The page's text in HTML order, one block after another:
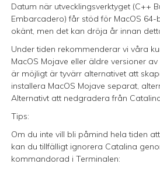
Datum när utvecklingsverktyget (C++
Embarcadero) får stöd för MacOS
okänt, men det kan dröja år innan
Under tiden rekommenderar vi våra
MacOS Mojave eller äldre versioner
är möjligt är tyvärr alternativet att
installera MacOS Mojave separat,
Alternativt att nedgradera från
Tips:
Om du inte vill bli påmind hela tiden
kan du tillfälligt ignorera Catalina
kommandorad i Terminalen: